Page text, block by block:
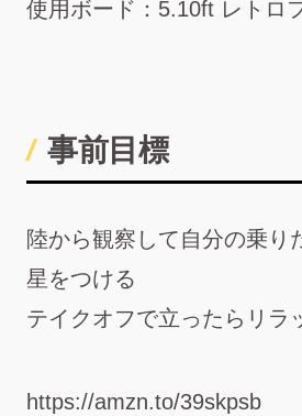
使用ボード：5.10ft レトロ
事前目標
陸から観察して自分の乗り
星をつける
テイクオフで立ったらリラ
https://amzn.to/39skpsb